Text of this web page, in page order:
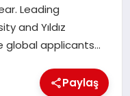
Leading
and Yıldız
global applicants…
Paylaş